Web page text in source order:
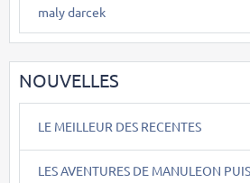
maly darcek
NOUVELLES
LE MEILLEUR DES RECENTES
LES AVENTURES DE MANULEON